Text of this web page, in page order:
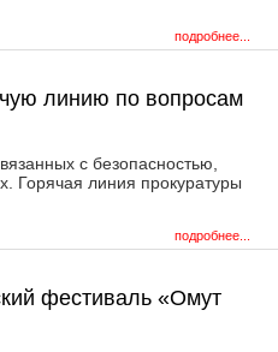
подробнее...
линию по вопросам
с безопасностью,
Горячая линия прокуратуры
подробнее...
фестиваль «Омут